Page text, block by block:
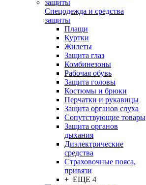
Спецодежда и средства
защиты
Плащи
Куртки
Жилеты
Защита глаз
Комбинезоны
Рабочая обувь
Защита головы
Костюмы и брюки
Перчатки и рукавицы
Защита органов слуха
Сопутствующие товары
Защита органов
дыхания
Диэлектрические
средства
Страховочные пояса,
привязи
+ ЕЩЕ 4